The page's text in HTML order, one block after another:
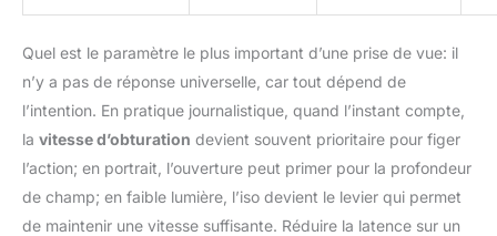
Quel est le paramètre le plus important d’une prise de vue: il
n’y a pas de réponse universelle, car tout dépend de
l’intention. En pratique journalistique, quand l’instant compte,
la vitesse d’obturation devient souvent prioritaire pour figer
l’action; en portrait, l’ouverture peut primer pour la profondeur
de champ; en faible lumière, l’iso devient le levier qui permet
de maintenir une vitesse suffisante. Réduire la latence sur un